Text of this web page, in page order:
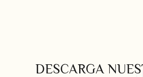
DESCARGA